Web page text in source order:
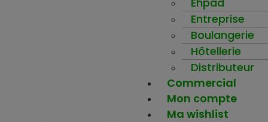
Entreprise
Boulangerie
Hôtellerie
Distributeur
Commercial
Mon compte
Ma wishlist